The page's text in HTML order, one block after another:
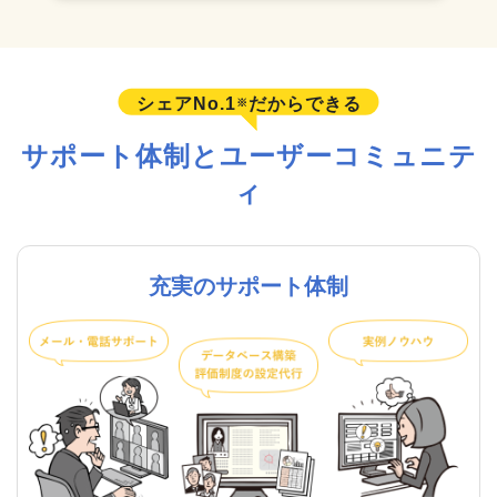
シェアNo.1※ だからできる
サポート体制とユーザーコミュニテ
ィ
充実のサポート体制